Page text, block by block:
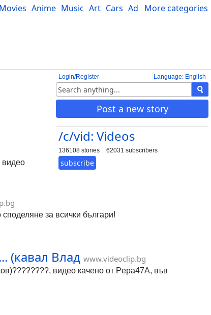
More categories
Movies Anime Music Art Cars Advice Science
Language: English
Login/Register
Post a new story
/c/vid: Videos
136108 stories 62031 subscribers
subscribe
видео
за всички българи!
(кавал Влад www.videoclip.bg
видео качено от Pepa47A, във